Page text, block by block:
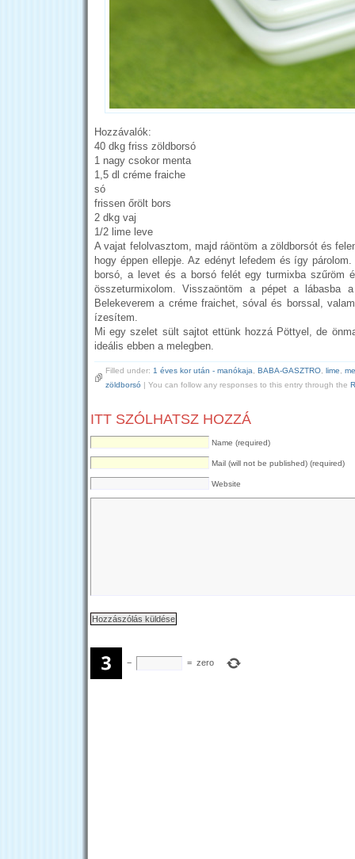
Hozzávalók:
40 dkg friss zöldborsó
1 nagy csokor menta
1,5 dl créme fraiche
só
frissen őrölt bors
2 dkg vaj
1/2 lime leve
A vajat felolvasztom, majd ráöntöm a zöldborsót és
hogy éppen ellepje. Az edényt lefedem és így
borsó, a levet és a borsó felét egy turmixba szűröm
összeturmixolom. Visszaöntöm a pépet a lábasba
Belekeverem a créme fraichet, sóval és borssal,
ízesítem.
Mi egy szelet sült sajtot ettünk hozzá Pöttyel, de
ideális ebben a melegben.
Filled under: 1 éves kor után - manókaja BABA-GASZTRO lime
zöldborsó | You can follow any responses to this entry through the
ITT SZÓLHATSZ HOZZÁ
Name (required)
Mail (will not be published) (required)
Website
− = zero